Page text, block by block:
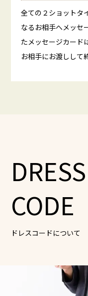
全ての２ショットタ
なるお相手へメッセ
たメッセージカード
お相手にお渡しして
DRESS
CODE
ドレスコードについて